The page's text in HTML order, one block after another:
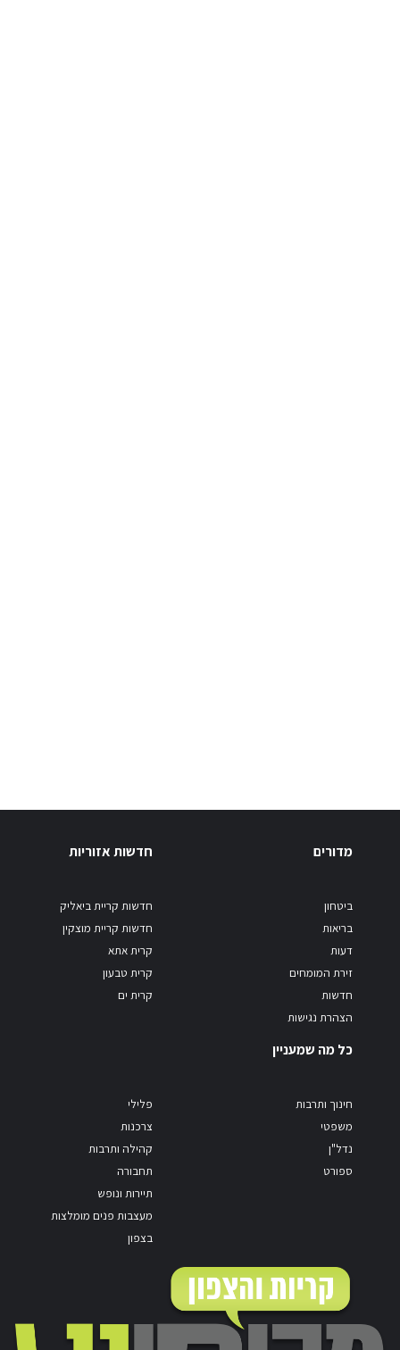
מדורים
ביטחון
בריאות
דעות
זירת המומחים
חדשות
הצהרת נגישות
חדשות אזוריות
חדשות קריית ביאליק
חדשות קריית מוצקין
קרית אתא
קרית טבעון
קרית ים
כל מה שמעניין
חינוך ותרבות
משפטי
נדל"ן
ספורט
פלילי
צרכנות
קהילה ותרבות
תחבורה
תיירות ונופש
מעצבות פנים מומלצות
בצפון